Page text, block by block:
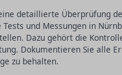
detaillierte Überprüfung
und Messungen in
Dazu gehört die
Dokumentieren Sie alle
zu behalten.